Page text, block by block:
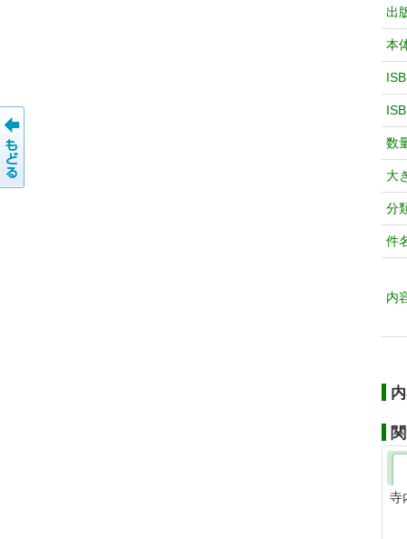
出
本
数
大
分
件
内
寺